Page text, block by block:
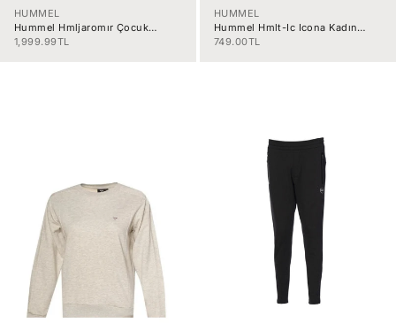
HUMMEL
Hummel Hmljaromır Çocuk
Eşofman Altı 931083-2001
İndirimli fiyat
1,999.99TL
HUMMEL
Hummel Hmlt-Ic Icona Kadın
Ceket 921774-2001
İndirimli fiyat
749.00TL